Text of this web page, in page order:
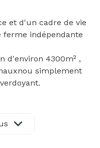
et d'un cadre de vie
indépendante
d'environ 4300m² ,
simplement
qu'un vaste salon
être